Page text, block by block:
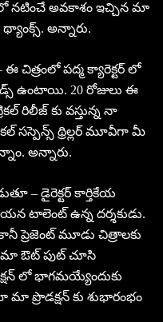
నటించే అవకాశం ఇచ్చిన మా
థ్యాంక్స్. అన్నారు.
పద్మ క్యారెక్టర్ లో
షేడ్స్ ఉంటాయి. 20 రోజులు ఈ
రిలీజ్ కు వస్తున్న నా
సస్పెన్స్ థ్రిల్లర్ మూవీగా మీ
అన్నారు.
– డైరెక్టర్ కార్తికేయ
టాలెంట్ ఉన్న దర్శకుడు.
ప్రెజెంట్ మూడు చిత్రాలకు
ఔట్ పుట్ చూసి
లో భాగమయ్యేందుకు
ప్రొడక్షన్ కు శుభారంభం